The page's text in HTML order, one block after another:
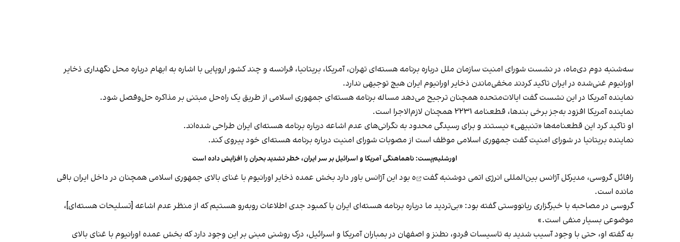
سه‌شنبه دوم دی‌ماه، در نشست شورای امنیت سازمان ملل درباره برنامه هسته‌ای تهران، آمریکا، بریتانیا، فرانسه و چند کشور اروپایی با اشاره به ابهام درباره محل نگهداری ذخایر
اورانیوم غنی‌شده در ایران تاکید کردند مخفی‌ماندن ذخایر اورانیوم ایران هیچ توجیهی ندارد.
نماینده آمریکا در این نشست گفت ایالات‌متحده همچنان ترجیح می‌دهد مساله برنامه هسته‌ای جمهوری اسلامی از طریق یک راه‌حل مبتنی بر مذاکره حل‌وفصل شود.
نماینده آمریکا افزود به‌جز برخی بندها، قطعنامه ۲۲۳۱ همچنان لازم‌الاجرا است.
او تاکید کرد این قطعنامه‌ها «تنبیهی» نیستند و برای رسیدگی محدود به نگرانی‌های عدم اشاعه درباره برنامه هسته‌ای ایران طراحی شده‌اند.
نماینده بریتانیا در شورای امنیت گفت جمهوری اسلامی موظف است از مصوبات شورای امنیت درباره برنامه هسته‌ای خود پیروی کند.
اورشلیم‌پست: ناهماهنگی آمریکا و اسرائیل بر سر ایران، خطر تشدید بحران را افزایش داده است
رافائل گروسی، مدیرکل آژانس بین‌المللی انرژی اتمی دوشنبهگفت
ه بود این آژانس باور دارد بخش عمده ذخایر اورانیوم با غنای بالای جمهوری اسلامی همچنان در داخل ایران باقی
مانده است.
گروسی در مصاحبه با خبرگزاری ریانووستی گفته بود: «بی‌تردید ما درباره برنامه هسته‌ای ایران با کمبود جدی اطلاعات روبه‌رو هستیم که از منظر عدم اشاعه [تسلیحات هسته‌ای]،
موضوعی بسیار منفی است.»
به گفته او، حتی با وجود آسیب شدید به تاسیسات فردو، نطنز و اصفهان در بمباران آمریکا و اسرائیل، درک روشنی مبنی بر این وجود دارد که بخش عمده اورانیوم با غنای بالای